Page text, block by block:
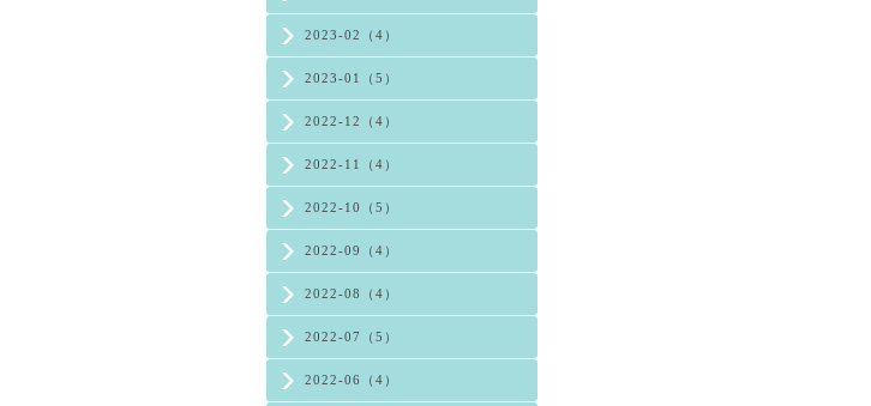
2023-02（4）
2023-01（5）
2022-12（4）
2022-11（4）
2022-10（5）
2022-09（4）
2022-08（4）
2022-07（5）
2022-06（4）